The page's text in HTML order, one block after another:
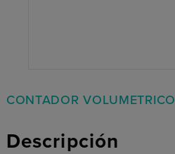
CONTADOR VOLUMETRICO
Descripción